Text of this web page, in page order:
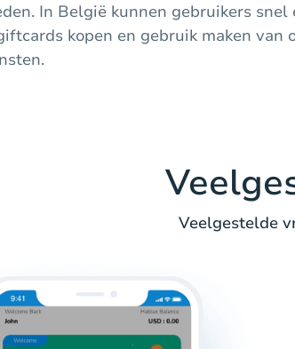
In België kunnen gebruikers snel
kopen en gebruik maken van
Veelgestelde